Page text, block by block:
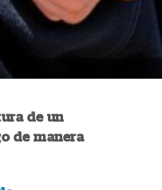
de un
de manera